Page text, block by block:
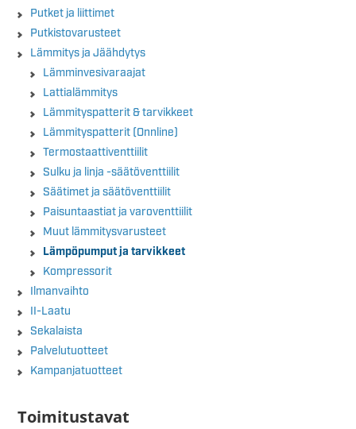
Putket ja liittimet
Putkistovarusteet
Lämmitys ja Jäähdytys
Lämminvesivaraajat
Lattialämmitys
Lämmityspatterit & tarvikkeet
Lämmityspatterit (Onnline)
Termostaattiventtiilit
Sulku ja linja -säätöventtiilit
Säätimet ja säätöventtiilit
Paisuntaastiat ja varoventtiilit
Muut lämmitysvarusteet
Lämpöpumput ja tarvikkeet
Kompressorit
Ilmanvaihto
II-Laatu
Sekalaista
Palvelutuotteet
Kampanjatuotteet
Toimitustavat